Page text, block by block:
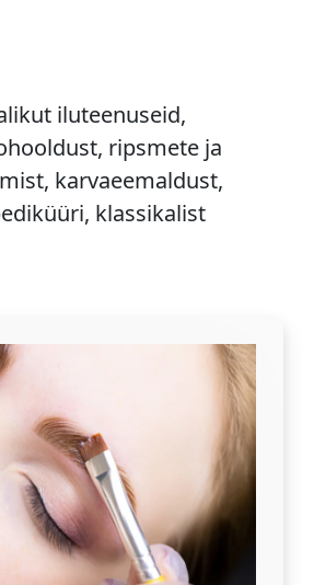
iluteenuseid,
ripsmete ja
karvaeemaldust,
klassikalist